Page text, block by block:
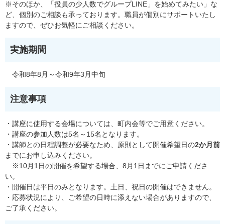
※そのほか、「役員の少人数でグループLINE」を始めてみたい」な
ど、個別のご相談も承っております。職員が個別にサポートいたし
ますので、ぜひお気軽にご相談ください。
実施期間
令和8年8月～令和9年3月中旬
注意事項
・講座に使用する会場については、町内会等でご用意ください。
・講座の参加人数は5名～15名となります。
・講師との日程調整が必要なため、原則として開催希望日の2か月前
までにお申し込みください。
※10月1日の開催を希望する場合、8月1日までにご申請くださ
い。
・開催日は平日のみとなります。土日、祝日の開催はできません。
・応募状況により、ご希望の日時に添えない場合がありますので、
ご了承ください。